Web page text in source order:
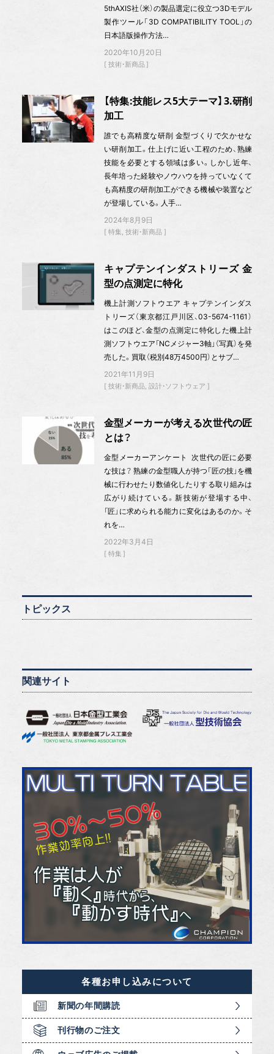
5thAXIS社（米）の製品選定に役立つ3Dモデル
製作ツール「3D COMPATIBILITY TOOL」の
日本語版操作方法…
2020年10月20日
技術・新商品
【特集:技能レス5大テーマ】3.研削
加工
誰でも高精度な研削 金型づくりで欠かせな
い研削加工。仕上げに近い工程のため、熟練
技能を必要とする領域は多い。しかし近年、
長年培った経験やノウハウを持っていなくて
も高精度の研削加工ができる機械や装置など
が登場している。人手…
2024年8月9日
特集 技術・新商品
キャプテンインダストリーズ 金
型の点測定に特化
機上計測ソフトウエア キャプテンインダス
トリーズ（東京都江戸川区、03-5674-1161）
はこのほど、金型の点測定に特化した機上計
測ソフトウエア「NCメジャー3軸」（写真）を発
売した。買取（税別48万4500円）とサブ…
2021年11月9日
技術・新商品 設計・ソフトウェア
金型メーカーが考える次世代の匠
とは？
金型メーカーアンケート 次世代の匠に必要
な技は？ 熟練の金型職人が持つ「匠の技」を機
械に行わせたり数値化したりする取り組みは
広がり続けている。新技術が登場する中、
「匠」に求められる能力に変化はあるのか。そ
れを…
2022年3月4日
特集
トピックス
関連サイト
各種お申し込みについて
新聞の年間購読
刊行物のご注文